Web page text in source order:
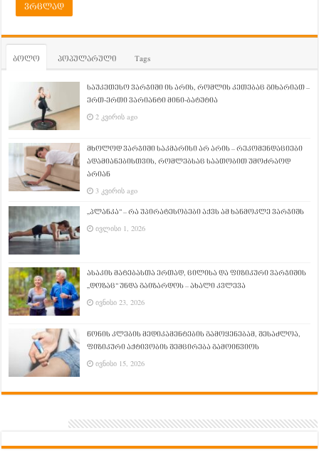
ვრცლად
ბოლო პოპულარული Tags
საუკეთესო ვარჯიში ის არის, რომლის კეთებაც გიხარიათ –
ერთ-ერთი ვარიანტი მინი-ბატუტია
2 კვირის ago
მხოლოდ ვარჯიში საკმარისი არ არის – რეკომენდაციები
ადამიანებისთვის, რომლებსაც საათობით უმოძრაოდ
არიან
3 კვირის ago
„პლანკა“ – რა უპირატესობები აქვს ამ ხანმოკლე ვარჯიშს
ივლისი 1, 2026
ასაკის მატებასთა ერთად, ცილისა და ფიზიკური ვარჯიშის
„დოზაც“ უნდა გაიზარდოს – ახალი კვლევა
ივნისი 23, 2026
წონის კლების მედიკამენტების გამოყენებამ, შესაძლოა,
ფიზიკური აქტივობის შემცირება გამოიწვიოს
ივნისი 15, 2026